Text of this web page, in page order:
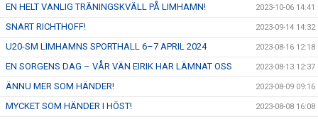
EN HELT VANLIG TRÄNINGSKVÄLL PÅ LIMHAMN! 2023-10-06 14:41
SNART RICHTHOFF! 2023-09-14 14:32
U20-SM LIMHAMNS SPORTHALL 6–7 APRIL 2024 2023-08-16 12:18
EN SORGENS DAG – VÅR VÄN EIRIK HAR LÄMNAT OSS 2023-08-13 12:37
ÄNNU MER SOM HÄNDER! 2023-08-09 09:16
MYCKET SOM HÄNDER I HÖST! 2023-08-08 16:08